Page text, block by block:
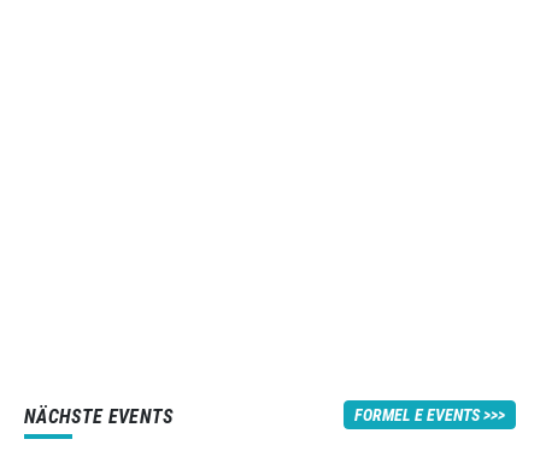
NÄCHSTE EVENTS FORMEL E EVENTS